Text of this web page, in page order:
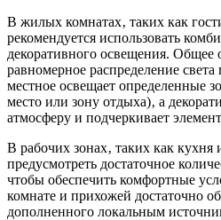
В жилых комнатах‚ таких как
рекомендуется использовать
декоративного освещения. Общее
равномерное распределение
местное освещает определенные
место или зону отдыха)‚ а
атмосферу и подчеркивает
В рабочих зонах‚ таких как кухня
предусмотреть достаточное
чтобы обеспечить комфортные
комнате и прихожей достаточно
дополненного локальным